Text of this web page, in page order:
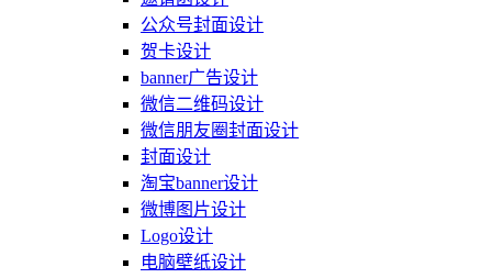
公众号封面设计
贺卡设计
banner广告设计
微信二维码设计
微信朋友圈封面设计
封面设计
淘宝banner设计
微博图片设计
Logo设计
电脑壁纸设计